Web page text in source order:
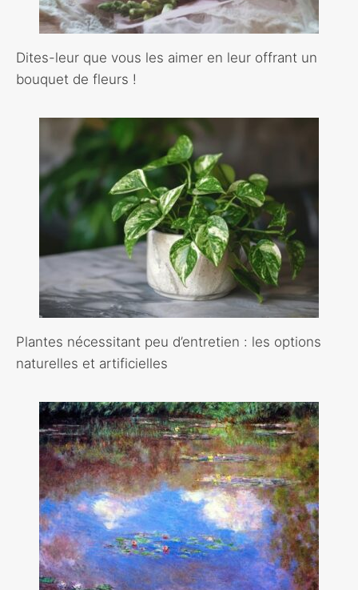
Dites-leur que vous les aimer en leur offrant un
bouquet de fleurs !
Plantes nécessitant peu d’entretien : les options
naturelles et artificielles